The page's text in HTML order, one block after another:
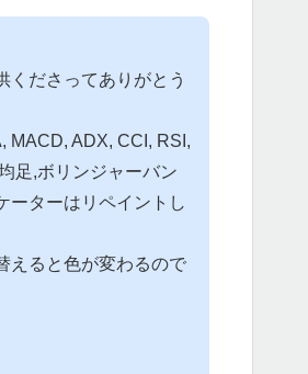
くださってありがとう
MACD, ADX, CCI, RSI,
足,ボリンジャーバン
ーターはリペイントし
えると色が変わるので